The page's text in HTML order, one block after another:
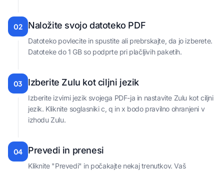
02 Naložite svojo datoteko PDF
Datoteko povlecite in spustite ali prebrskajte, da jo izberete.
Datoteke do 1 GB so podprte pri plačljivih paketih.
03 Izberite Zulu kot ciljni jezik
Izberite izvirni jezik svojega PDF-ja in nastavite Zulu kot ciljni
jezik. Kliknite soglasniki c, q in x bodo pravilno ohranjeni v
izhodu Zulu.
04 Prevedi in prenesi
Kliknite "Prevedi" in počakajte nekaj trenutkov. Vaš